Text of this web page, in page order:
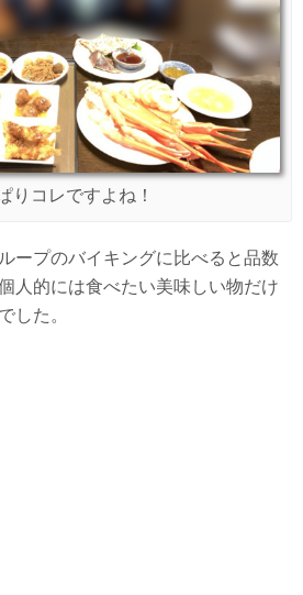
りコレですよね！
ープのバイキングに比べると品数
人的には食べたい美味しい物だけ
した。